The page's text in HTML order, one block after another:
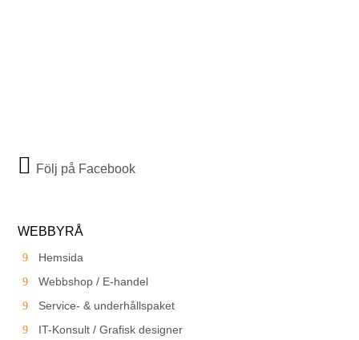
Följ på Facebook
WEBBYRÅ
Hemsida
Webbshop / E-handel
Service- & underhållspaket
IT-Konsult / Grafisk designer